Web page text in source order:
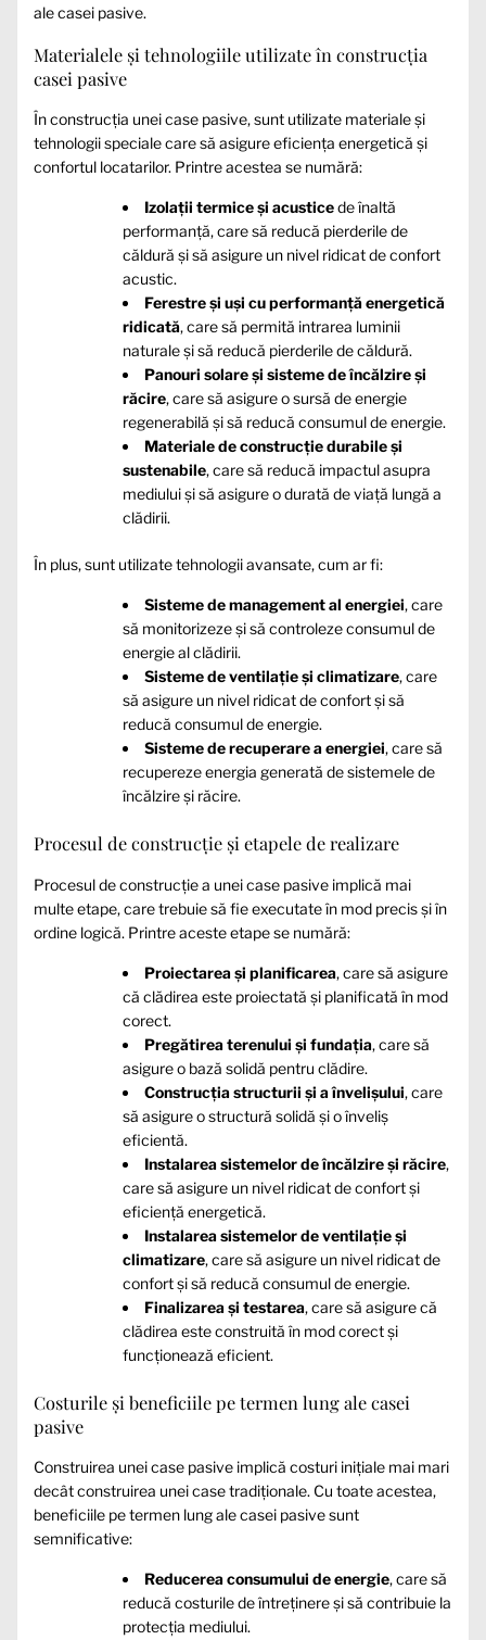
ale casei pasive.
Materialele și tehnologiile utilizate în construcția
casei pasive
În construcția unei case pasive, sunt utilizate materiale și
tehnologii speciale care să asigure eficiența energetică și
confortul locatarilor. Printre acestea se numără:
Izolații termice și acusticede înaltă
performanță, care să reducă pierderile de
căldură și să asigure un nivel ridicat de confort
acustic.
Ferestre și uși cu performanță energetică
ridicată, care să permită intrarea luminii
naturale și să reducă pierderile de căldură.
Panouri solare și sisteme de încălzire și
răcire, care să asigure o sursă de energie
regenerabilă și să reducă consumul de energie.
Materiale de construcție durabile și
sustenabile, care să reducă impactul asupra
mediului și să asigure o durată de viață lungă a
clădirii.
În plus, sunt utilizate tehnologii avansate, cum ar fi:
Sisteme de management al energiei, care
să monitorizeze și să controleze consumul de
energie al clădirii.
Sisteme de ventilație și climatizare, care
să asigure un nivel ridicat de confort și să
reducă consumul de energie.
Sisteme de recuperare a energiei, care să
recupereze energia generată de sistemele de
încălzire și răcire.
Procesul de construcție și etapele de realizare
Procesul de construcție a unei case pasive implică mai
multe etape, care trebuie să fie executate în mod precis și în
ordine logică. Printre aceste etape se numără:
Proiectarea și planificarea, care să asigure
că clădirea este proiectată și planificată în mod
corect.
Pregătirea terenului și fundația, care să
asigure o bază solidă pentru clădire.
Construcția structurii și a învelișului, care
să asigure o structură solidă și o înveliș
eficientă.
Instalarea sistemelor de încălzire și răcire,
care să asigure un nivel ridicat de confort și
eficiență energetică.
Instalarea sistemelor de ventilație și
climatizare, care să asigure un nivel ridicat de
confort și să reducă consumul de energie.
Finalizarea și testarea, care să asigure că
clădirea este construită în mod corect și
funcționează eficient.
Costurile și beneficiile pe termen lung ale casei
pasive
Construirea unei case pasive implică costuri inițiale mai mari
decât construirea unei case tradiționale. Cu toate acestea,
beneficiile pe termen lung ale casei pasive sunt
semnificative:
Reducerea consumului de energie, care să
reducă costurile de întreținere și să contribuie la
protecția mediului.